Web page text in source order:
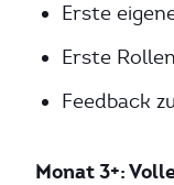
Erste
Erste
Feedback
Monat 3+: